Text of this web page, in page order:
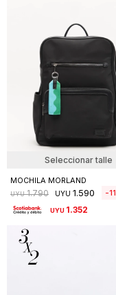
Seleccionar talle
MOCHILA MORLAND
UYU 1.790 UYU 1.590 11
UYU 1.352